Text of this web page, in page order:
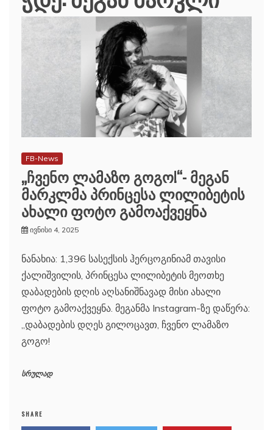
FB-News
„ჩვენო ლამაზო გოგო!“- მეგან
მარკლმა პრინცესა ლილიბეტის
ახალი ფოტო გამოაქვეყნა
ივნისი 4, 2025
ნანახია: 1,396 სასექსის ჰერცოგინიამ თავისი
ქალიშვილის, პრინცესა ლილიბეტის მეოთხე
დაბადების დღის აღსანიშნავად მისი ახალი
ფოტო გამოაქვეყნა. მეგანმა Instagram-ზე დაწერა:
„დაბადების დღეს გილოცავთ, ჩვენო ლამაზო
გოგო!
სრულად
SHARE